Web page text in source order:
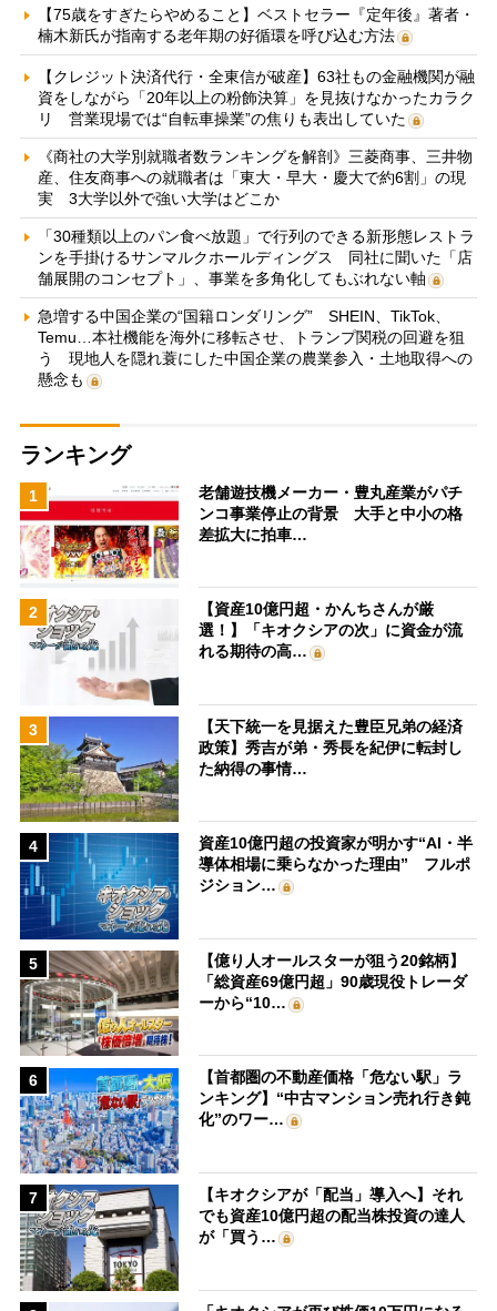
【75歳をすぎたらやめること】ベストセラー『定年後』著者・
楠木新氏が指南する老年期の好循環を呼び込む方法
【クレジット決済代行・全東信が破産】63社もの金融機関が融
資をしながら「20年以上の粉飾決算」を見抜けなかったカラク
リ 営業現場では“自転車操業”の焦りも表出していた
《商社の大学別就職者数ランキングを解剖》三菱商事、三井物
産、住友商事への就職者は「東大・早大・慶大で約6割」の現
実 3大学以外で強い大学はどこか
「30種類以上のパン食べ放題」で行列のできる新形態レストラ
ンを手掛けるサンマルクホールディングス 同社に聞いた「店
舗展開のコンセプト」、事業を多角化してもぶれない軸
急増する中国企業の“国籍ロンダリング” SHEIN、TikTok、
Temu…本社機能を海外に移転させ、トランプ関税の回避を狙
う 現地人を隠れ蓑にした中国企業の農業参入・土地取得への
懸念も
ランキング
1
老舗遊技機メーカー・豊丸産業がパチ
ンコ事業停止の背景 大手と中小の格
差拡大に拍車…
2
【資産10億円超・かんちさんが厳
選！】「キオクシアの次」に資金が流
れる期待の高…
3
【天下統一を見据えた豊臣兄弟の経済
政策】秀吉が弟・秀長を紀伊に転封し
た納得の事情…
4
資産10億円超の投資家が明かす“AI・半
導体相場に乗らなかった理由” フルポ
ジション…
5
【億り人オールスターが狙う20銘柄】
「総資産69億円超」90歳現役トレーダ
ーから“10…
6
【首都圏の不動産価格「危ない駅」ラ
ンキング】“中古マンション売れ行き鈍
化”のワー…
7
【キオクシアが「配当」導入へ】それ
でも資産10億円超の配当株投資の達人
が「買う…